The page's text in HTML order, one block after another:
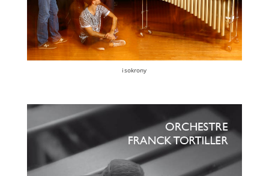
isokrony